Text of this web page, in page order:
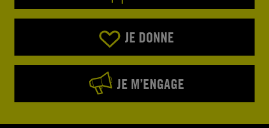
JE DONNE
JE M’ENGAGE